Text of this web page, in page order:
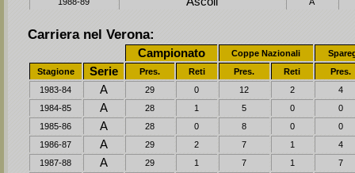
1988-89
A
Carriera nel Verona:
Campionato Coppe Nazionali
Stagione
Serie Pres. Reti Pres. Reti
Pres.
1983-84
A 29 0 12 2
4
1984-85
A 28 1 5 0
0
1985-86
A 28 0 8 0
0
1986-87
A 29 2 7 1
4
1987-88
A 29 1 7 1
7